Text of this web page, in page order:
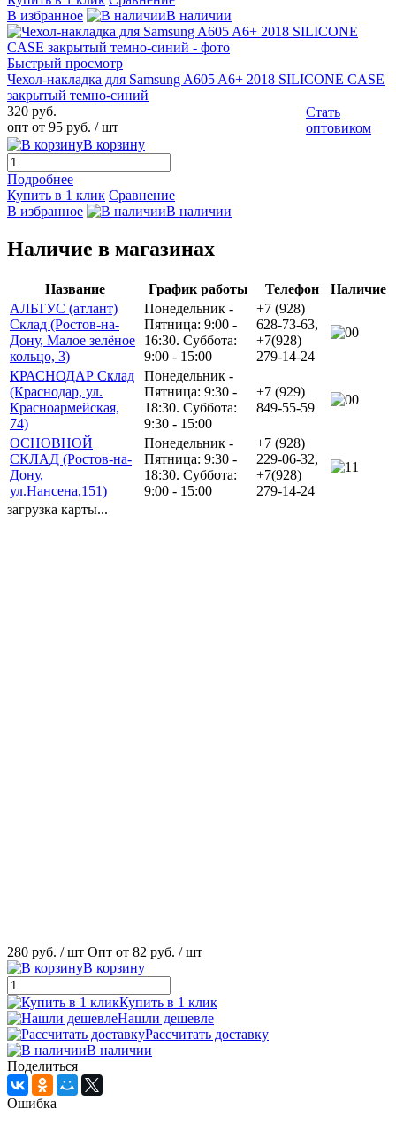
В избранное
В наличии
Быстрый просмотр
Чехол-накладка для Samsung A605 A6+ 2018 SILICONE CASE
закрытый темно-синий
320 руб.
опт от 95 руб. / шт
Стать
оптовиком
В корзину
Подробнее
Купить в 1 клик Сравнение
В избранное
В наличии
Наличие в магазинах
Название График работы Телефон
Наличие
АЛЬТУС (атлант)
Склад (Ростов-на-
Дону, Малое зелёное
кольцо, 3)
Понедельник -
Пятница: 9:00 -
16:30. Суббота:
9:00 - 15:00
+7 (928)
628-73-63,
+7(928)
279-14-24
0
КРАСНОДАР Склад
(Краснодар, ул.
Красноармейская,
74)
Понедельник -
Пятница: 9:30 -
18:30. Суббота:
9:30 - 15:00
+7 (929)
849-55-59
0
ОСНОВНОЙ
СКЛАД (Ростов-на-
Дону,
ул.Нансена,151)
Понедельник -
Пятница: 9:30 -
18:30. Суббота:
9:00 - 15:00
+7 (928)
229-06-32,
+7(928)
279-14-24
1
загрузка карты...
280 руб. / шт Опт от 82 руб. / шт
В корзину
Купить в 1 клик
Нашли дешевле
Рассчитать доставку
В наличии
Поделиться
Ошибка